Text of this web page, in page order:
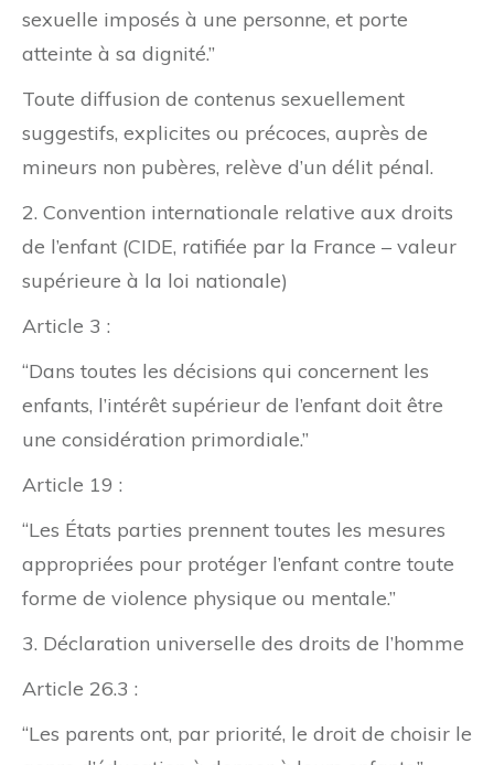
sexuelle imposés à une personne, et porte
atteinte à sa dignité.”
Toute diffusion de contenus sexuellement
suggestifs, explicites ou précoces, auprès de
mineurs non pubères, relève d’un délit pénal.
2. Convention internationale relative aux droits
de l’enfant (CIDE, ratifiée par la France – valeur
supérieure à la loi nationale)
Article 3 :
“Dans toutes les décisions qui concernent les
enfants, l’intérêt supérieur de l’enfant doit être
une considération primordiale.”
Article 19 :
“Les États parties prennent toutes les mesures
appropriées pour protéger l’enfant contre toute
forme de violence physique ou mentale.”
3. Déclaration universelle des droits de l’homme
Article 26.3 :
“Les parents ont, par priorité, le droit de choisir le